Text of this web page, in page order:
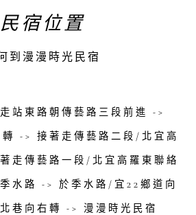
民宿位置
到漫漫時光民宿
站東路朝傳藝路三段前進 ->
轉 -> 接著走傳藝路二段/北宜高
走傳藝路一段/北宜高羅東聯絡
水路 -> 於季水路/宜22鄉道向
巷向右轉 -> 漫漫時光民宿